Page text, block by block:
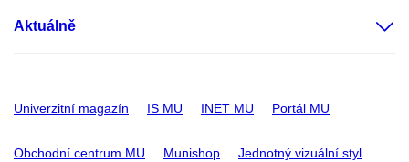
Aktuálně
Univerzitní magazín IS MU INET MU Portál MU
Obchodní centrum MU Munishop Jednotný vizuální styl